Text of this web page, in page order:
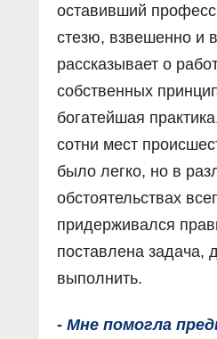
оставивший
стезю, взвешенно и
рассказывает о
собственных
богатейшая
сотни мест
было легко, но в
обстоятельствах
придерживался
поставлена задача,
выполнить.
- Мне помогла